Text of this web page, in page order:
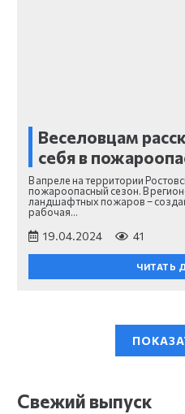
Веселовцам
себя в
В апреле на территории
пожароопасный сезон. В
ландшафтных пожаров –
рабочая…
19.04.2024 41
ЧИТАТЬ
Свежий выпуск